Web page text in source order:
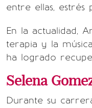
entre ellas, estrés
En la actualidad,
terapia y la
ha logrado
Selena
Durante su